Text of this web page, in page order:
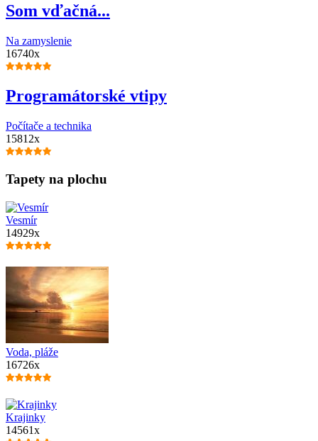
Som vďačná...
Na zamyslenie
16740x
Programátorské vtipy
Počítače a technika
15812x
Tapety na plochu
Vesmír
14929x
Voda, pláže
16726x
Krajinky
14561x